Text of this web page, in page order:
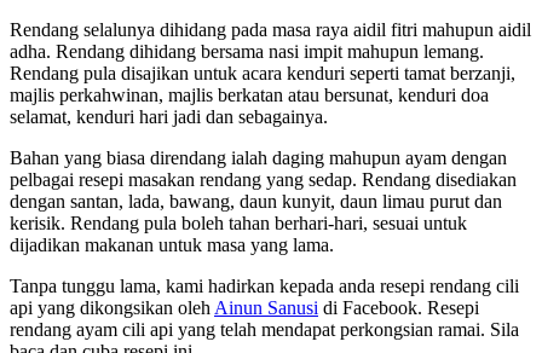
Rendang selalunya dihidang pada masa raya aidil fitri mahupun aidil
adha. Rendang dihidang bersama nasi impit mahupun lemang.
Rendang pula disajikan untuk acara kenduri seperti tamat berzanji,
majlis perkahwinan, majlis berkatan atau bersunat, kenduri doa
selamat, kenduri hari jadi dan sebagainya.
Bahan yang biasa direndang ialah daging mahupun ayam dengan
pelbagai resepi masakan rendang yang sedap. Rendang disediakan
dengan santan, lada, bawang, daun kunyit, daun limau purut dan
kerisik. Rendang pula boleh tahan berhari-hari, sesuai untuk
dijadikan makanan untuk masa yang lama.
Tanpa tunggu lama, kami hadirkan kepada anda resepi rendang cili
api yang dikongsikan oleh Ainun Sanusi di Facebook. Resepi
rendang ayam cili api yang telah mendapat perkongsian ramai. Sila